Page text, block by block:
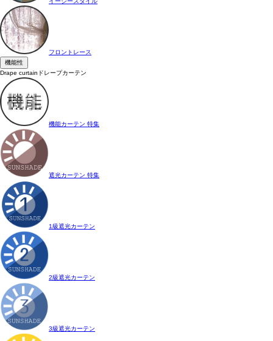
フロントレース
機能性
Drape curtain ドレープカーテン
機能カーテン 特集
遮光カーテン 特集
1級遮光カーテン
2級遮光カーテン
3級遮光カーテン